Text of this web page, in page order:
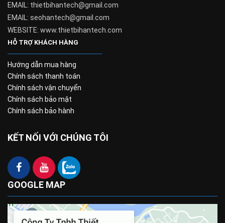
EMAIL: thietbihantech@gmail.com
EMAIL: seohantech@gmail.com
WEBSITE: www.thietbihantech.com
HỖ TRỢ KHÁCH HÀNG
Hướng dẫn mua hàng
Chính sách thanh toán
Chính sách vận chuyển
Chính sách bảo mật
Chính sách bảo hành
KẾT NỐI VỚI CHÚNG TÔI
GOOGLE MAP